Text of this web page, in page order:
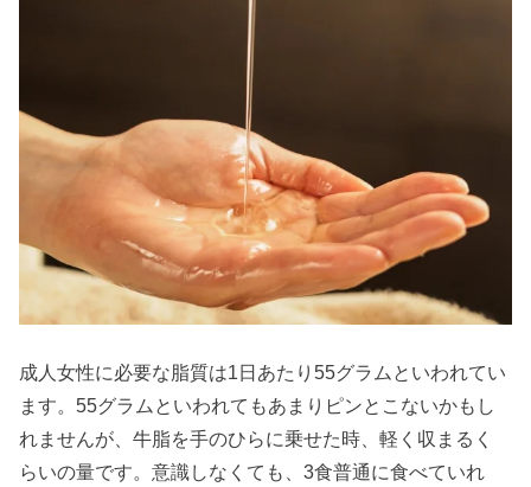
成人女性に必要な脂質は1日あたり55グラムといわれてい
ます。55グラムといわれてもあまりピンとこないかもし
れませんが、牛脂を手のひらに乗せた時、軽く収まるく
らいの量です。意識しなくても、3食普通に食べていれ